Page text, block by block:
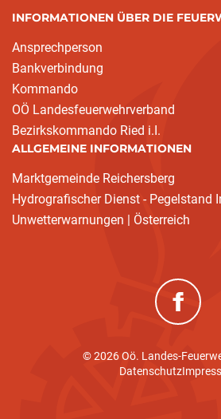
INFORMATIONEN ÜBER DIE
Ansprechperson
Bankverbindung
Kommando
OÖ Landesfeuerwehrverband
Bezirkskommando Ried i.I.
ALLGEMEINE INFORMATIONEN
Marktgemeinde Reichersberg
Hydrografischer Dienst - Pegelstand
Unwetterwarnungen | Österreich
(neues
© 2026 Oö. Landes-
Datenschutz